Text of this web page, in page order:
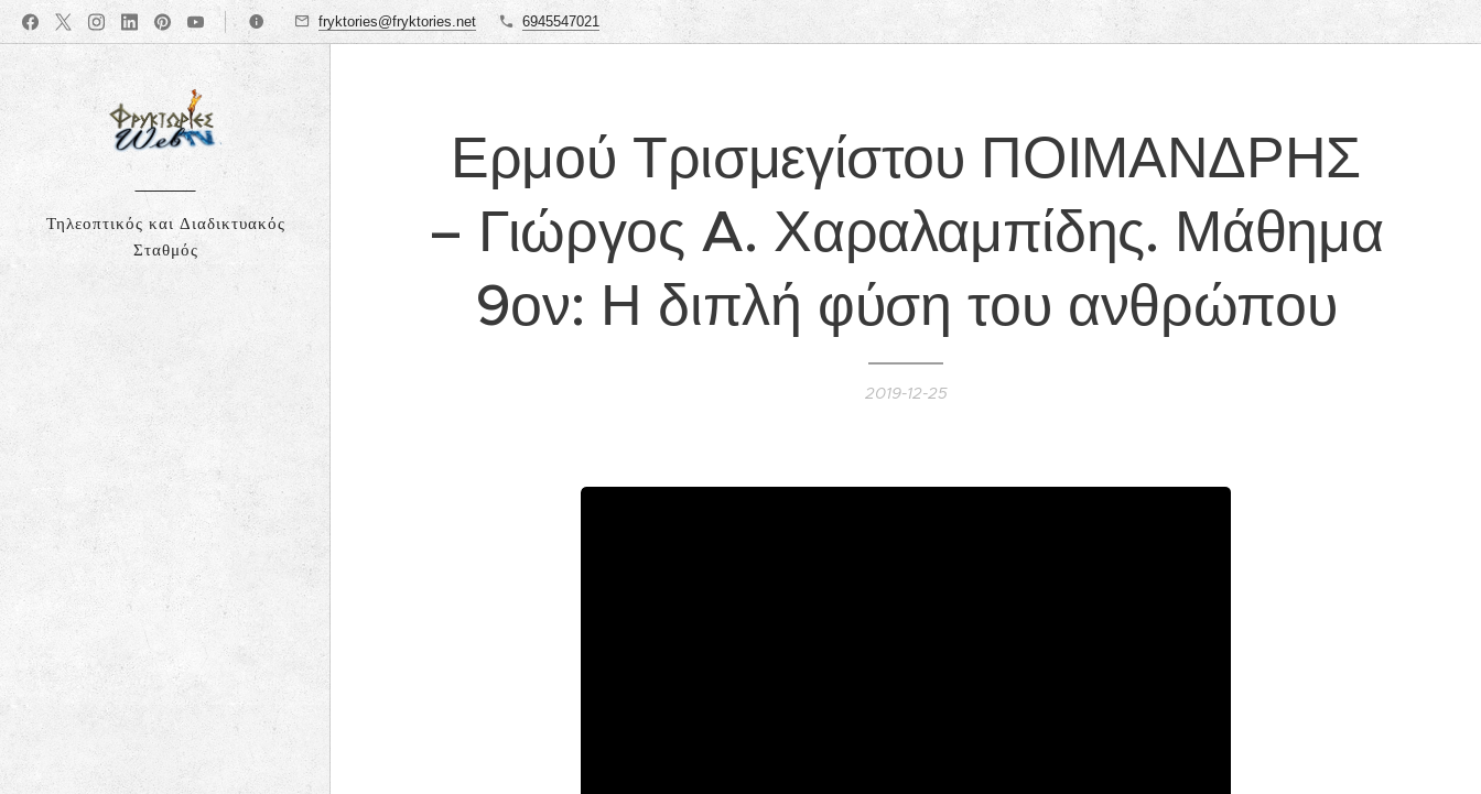
fryktories@fryktories.net 6945547021
Τηλεοπτικός και Διαδικτυακός
Σταθμός
Ερμού Τρισμεγίστου ΠΟΙΜΑΝΔΡΗΣ
– Γιώργος A. Χαραλαμπίδης. Μάθημα
9ον: Η διπλή φύση του ανθρώπου
2019-12-25